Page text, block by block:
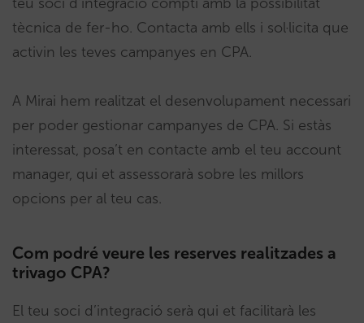
tècnica de fer-ho. Contacta amb ells i sol·licita que
activin les teves campanyes en CPA.
A Mirai hem realitzat el desenvolupament necessari
per poder gestionar campanyes de CPA. Si estàs
interessat, posa’t en contacte amb el teu account
manager, qui et assessorarà sobre les millors
opcions per al teu cas.
Com podré veure les reserves realitzades a
trivago CPA?
El teu soci d’integració serà qui et facilitarà les